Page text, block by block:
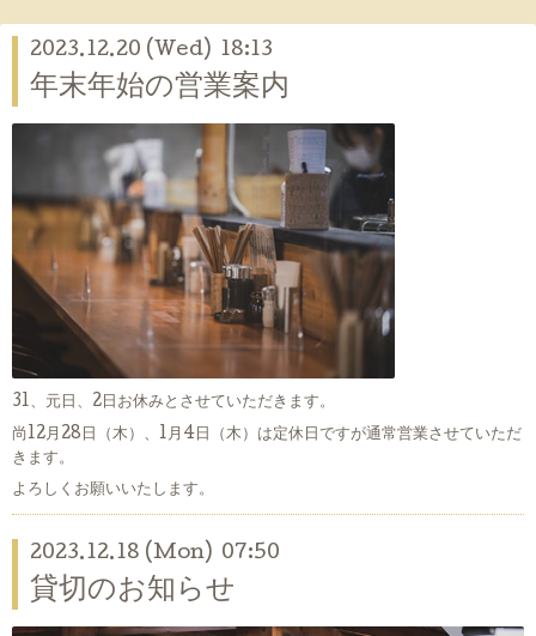
2023.12.20 (Wed) 18:13
年末年始の営業案内
31、元日、2日お休みとさせていただきます。
尚12月28日（木）、1月4日（木）は定休日ですが通常営業させていただ
きます。
よろしくお願いいたします。
2023.12.18 (Mon) 07:50
貸切のお知らせ